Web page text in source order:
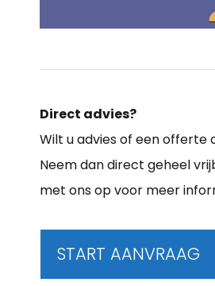
Direct advies?
Wilt u advies of een offerte
Neem dan direct geheel
met ons op voor meer
START AANVRAAG